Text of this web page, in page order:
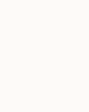
de dissoudre
dans les
de bactéries ou
zones humides.
la machine est